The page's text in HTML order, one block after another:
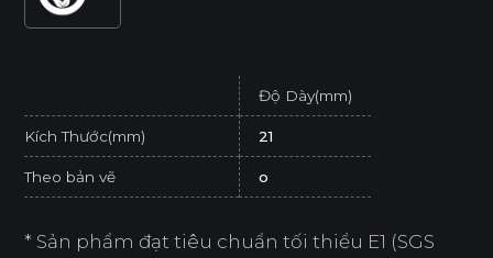
Độ Dày(mm)
Kích Thước(mm) 21
Theo bản vẽ o
* Sản phẩm đạt tiêu chuẩn tối thiểu E1 (SGS